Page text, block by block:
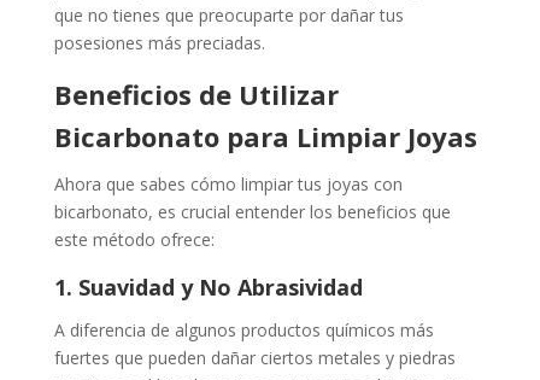
que no tienes que preocuparte por dañar tus
posesiones más preciadas.
Beneficios de Utilizar
Bicarbonato para Limpiar Joyas
Ahora que sabes cómo limpiar tus joyas con
bicarbonato, es crucial entender los beneficios que
este método ofrece:
1. Suavidad y No Abrasividad
A diferencia de algunos productos químicos más
fuertes que pueden dañar ciertos metales y piedras